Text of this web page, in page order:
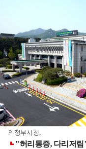
의정부시청.